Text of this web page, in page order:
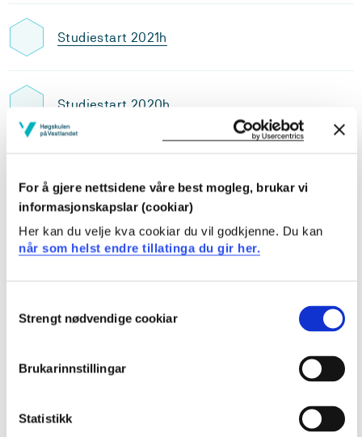
For å gjere nettsidene våre best mogleg, brukar vi
informasjonskapslar (cookiar)
Her kan du velje kva cookiar du vil godkjenne. Du kan
når som helst endre tillatinga du gir her.
Selection
Strengt nødvendige cookiar
Brukarinnstillingar
Statistikk
Studiestart 2021h
Studiestart 2020h
studiepoeng
Oversikt
Krav: 30 studiepoeng
ENU801N